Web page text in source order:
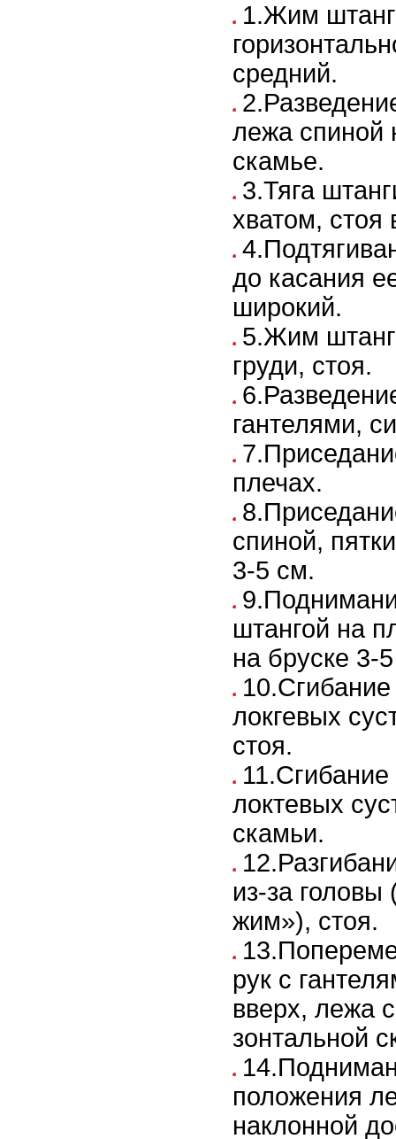
1.Жим
средний.
лежа спиной
скамье.
3.Тяга
хватом, стоя
до касания
широкий.
5.Жим
груди, стоя.
гантелями,
плечах.
спиной,
3-5 см.
штангой на
на бруске 3-
локгевых
стоя.
11.Сгибание
локтевых
скамьи.
из-за
жим»), стоя.
рук с
вверх, лежа
зонтальной
положения
наклонной